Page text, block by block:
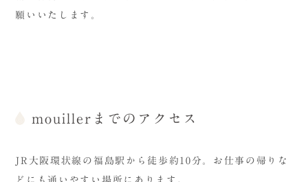
願いいたします。
mouillerまでのアクセス
JR大阪環状線の福島駅から徒歩約10分。お仕事の帰りな
どにも通いやすい場所にあります。